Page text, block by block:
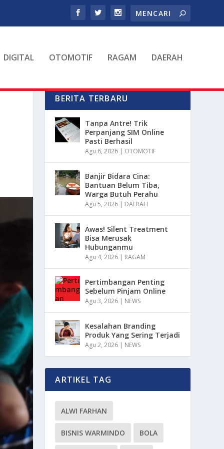
DIGITAL OTOMOTIF RAGAM DAERAH
BERITA TERBARU
Tanpa Antre! Trik
Perpanjang SIM Online
Pasti Berhasil
Agu 6, 2026 | OTOMOTIF
Banjir Bidara Cina:
Bantuan Belum Tiba,
Warga Butuh Perahu
Agu 5, 2026 | DAERAH
Awas! Silent Treatment
Bisa Merusak
Hubunganmu
Agu 4, 2026 | RAGAM
Pertimbangan Penting
Sebelum Pinjam Online
Agu 3, 2026 | NEWS
Kesalahan Branding
Produk Yang Sering Terjadi
Agu 2, 2026 | NEWS
ARTIKEL TAG
ALWI FARHAN
BISNIS WARMINDO BOLA